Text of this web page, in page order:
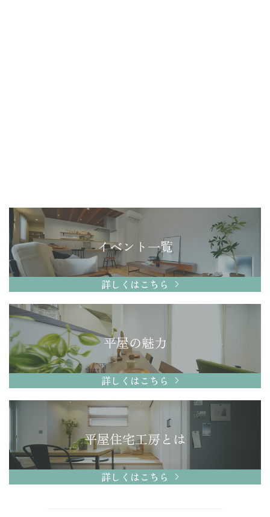
イベント一覧
詳しくはこちら
平屋の魅力
詳しくはこちら
平屋住宅工房とは
詳しくはこちら